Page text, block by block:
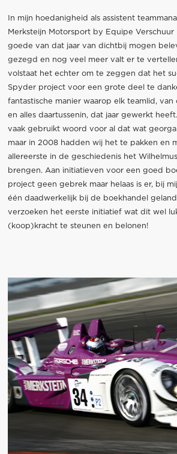
In mijn hoedanigheid als assistent
Merksteijn Motorsport by Equipe
goede van dat jaar van dichtbij mogen
gezegd en nog veel meer valt er te
volstaat het echter om te zeggen dat het
Spyder project voor een grote deel te
fantastische manier waarop elk teamlid,
en alles daartussenin, dat jaar gewerkt
vaak gebruikt woord voor al dat wat
maar in 2008 hadden wij het te pakken en
allereerste in de geschiedenis het
brengen. Aan initiatieven voor een goed
project geen gebrek maar helaas is er, bij
één daadwerkelijk bij de boekhandel
verzoeken het eerste initiatief wat dit wel
(koop)kracht te steunen en belonen!